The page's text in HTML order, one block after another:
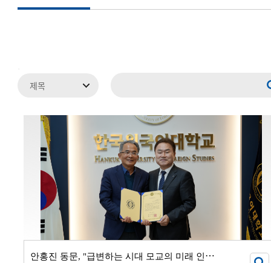
안
홍진 동문, "급변하는 시대 모교의 미래 인재 양성에 보탬되길"...